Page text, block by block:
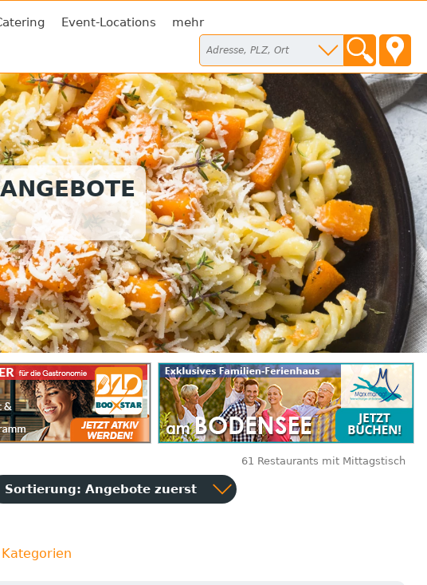
Event-Locations mehr
61 Restaurants mit Mittagstisch
Sortierung: Angebote zuerst